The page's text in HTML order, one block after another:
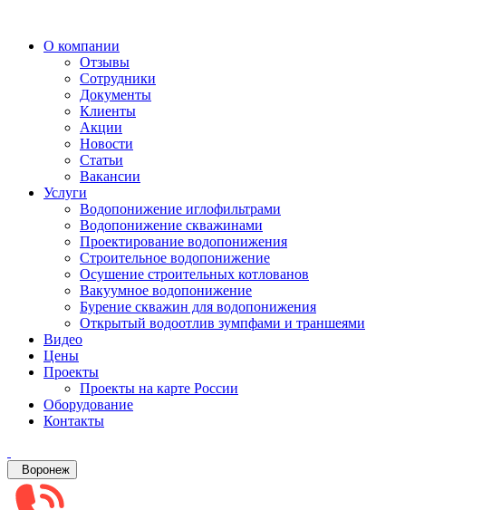
О компании
Отзывы
Сотрудники
Документы
Клиенты
Акции
Новости
Статьи
Вакансии
Услуги
Водопонижение иглофильтрами
Водопонижение скважинами
Проектирование водопонижения
Строительное водопонижение
Осушение строительных котлованов
Вакуумное водопонижение
Бурение скважин для водопонижения
Открытый водоотлив зумпфами и траншеями
Видео
Цены
Проекты
Проекты на карте России
Оборудование
Контакты
Воронеж